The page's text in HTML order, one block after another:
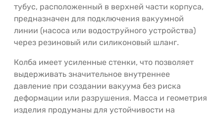
тубус, расположенный в верхней части корпуса,
предназначен для подключения вакуумной
линии (насоса или водоструйного устройства)
через резиновый или силиконовый шланг.
Колба имеет усиленные стенки, что позволяет
выдерживать значительное внутреннее
давление при создании вакуума без риска
деформации или разрушения. Масса и геометрия
изделия продуманы для устойчивости на